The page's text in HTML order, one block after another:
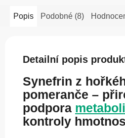
Popis Podobné (8)
Detailní popis
Synefrin z
pomeranče –
podpora
kontroly